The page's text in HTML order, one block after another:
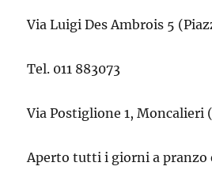
Via Luigi Des Ambrois 5
Tel. 011 883073
Via Postiglione 1, Moncalieri
Aperto tutti i giorni a pranzo